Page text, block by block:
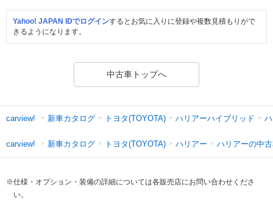
Yahoo! JAPAN IDでログインするとお気に入りに登録や複数見積もりがで
きるようになります。
中古車トップへ
carview! 新車カタログ トヨタ(TOYOTA) ハリアーハイブリッド
carview! 新車カタログ トヨタ(TOYOTA) ハリアー ハリアーの中
※仕様・オプション・装備の詳細については各販売店にお問い合わせくださ
い。